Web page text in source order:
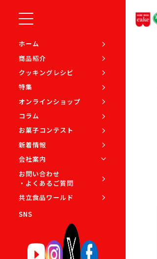
ホーム
商品紹介
クッキングレシピ
特集
オンラインショップ
コラム
お菓子コンテスト
新着情報
会社案内
お問い合わせ
・よくあるご質問
共立食品ワールド
SNS